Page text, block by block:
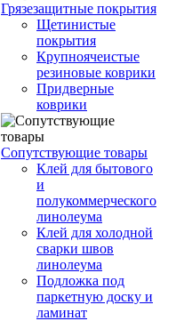
Грязезащитные покрытия
Щетинистые
покрытия
Крупноячеистые
резиновые коврики
Придверные
коврики
Сопутствующие товары
Клей для бытового
и
полукоммерческого
линолеума
Клей для холодной
сварки швов
линолеума
Подложка под
паркетную доску и
ламинат